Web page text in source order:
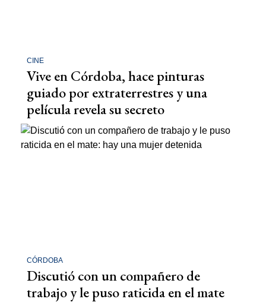
CINE
Vive en Córdoba, hace pinturas
guiado por extraterrestres y una
película revela su secreto
CÓRDOBA
Discutió con un compañero de
trabajo y le puso raticida en el mate